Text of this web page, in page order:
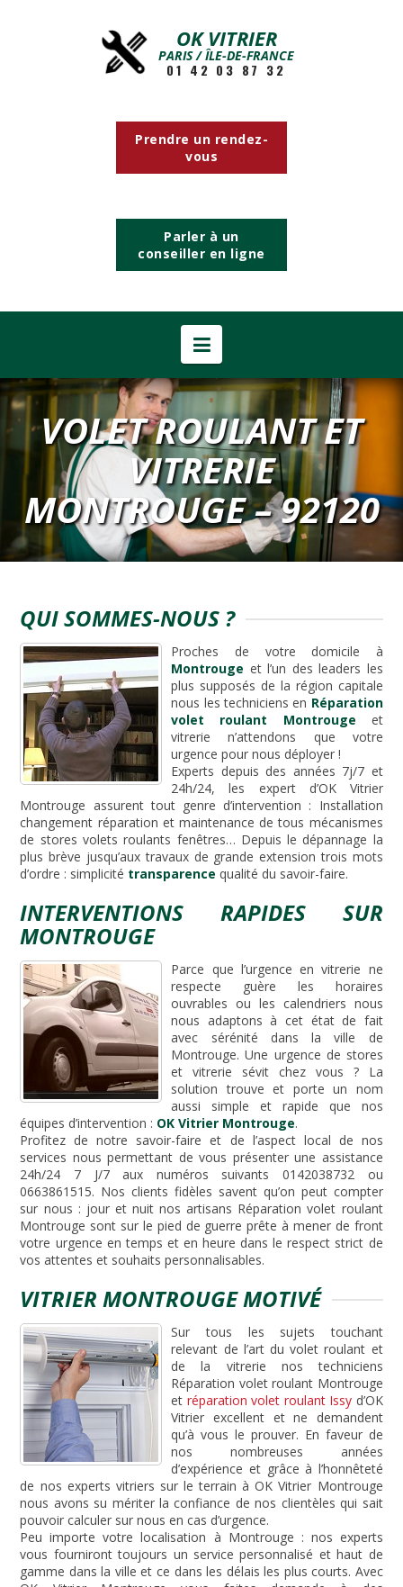
OK VITRIER
PARIS / ÎLE-DE-FRANCE
01 42 03 87 32
Prendre un rendez-
vous
Parler à un
conseiller en ligne
Navigation
VOLET ROULANT ET
VITRERIE
MONTROUGE – 92120
QUI SOMMES-NOUS ?
Proches de votre domicile à
Montrouge et l’un des leaders les
plus supposés de la région capitale
nous les techniciens en Réparation
volet roulant Montrouge et
vitrerie n’attendons que votre
urgence pour nous déployer !
Experts depuis des années 7j/7 et
24h/24, les expert d’OK Vitrier
Montrouge assurent tout genre d’intervention : Installation
changement réparation et maintenance de tous mécanismes
de stores volets roulants fenêtres… Depuis le dépannage la
plus brève jusqu’aux travaux de grande extension trois mots
d’ordre : simplicité transparence qualité du savoir-faire.
INTERVENTIONS RAPIDES SUR
MONTROUGE
Parce que l’urgence en vitrerie ne
respecte guère les horaires
ouvrables ou les calendriers nous
nous adaptons à cet état de fait
avec sérénité dans la ville de
Montrouge. Une urgence de stores
et vitrerie sévit chez vous ? La
solution trouve et porte un nom
aussi simple et rapide que nos
équipes d’intervention : OK Vitrier Montrouge.
Profitez de notre savoir-faire et de l’aspect local de nos
services nous permettant de vous présenter une assistance
24h/24 7 J/7 aux numéros suivants 0142038732 ou
0663861515. Nos clients fidèles savent qu’on peut compter
sur nous : jour et nuit nos artisans Réparation volet roulant
Montrouge sont sur le pied de guerre prête à mener de front
votre urgence en temps et en heure dans le respect strict de
vos attentes et souhaits personnalisables.
VITRIER MONTROUGE MOTIVÉ
Sur tous les sujets touchant
relevant de l’art du volet roulant et
de la vitrerie nos techniciens
Réparation volet roulant Montrouge
et réparation volet roulant Issy d’OK
Vitrier excellent et ne demandent
qu’à vous le prouver. En faveur de
nos nombreuses années
d’expérience et grâce à l’honnêteté
de nos experts vitriers sur le terrain à OK Vitrier Montrouge
nous avons su mériter la confiance de nos clientèles qui sait
pouvoir calculer sur nous en cas d’urgence.
Peu importe votre localisation à Montrouge : nos experts
vous fourniront toujours un service personnalisé et haut de
gamme dans la ville et ce dans les délais les plus courts. Avec